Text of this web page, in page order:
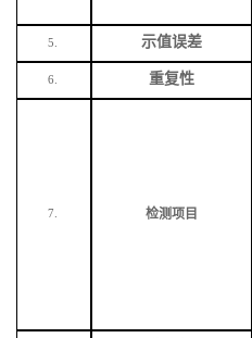
5. 示值误差
6. 重复性
7. 检测项目